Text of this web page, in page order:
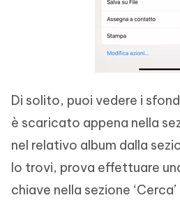
Di solito, puoi vedere i
è scaricato appena nella
nel relativo album dalla
lo trovi, prova effettuare
chiave nella sezione ‘Cerca’